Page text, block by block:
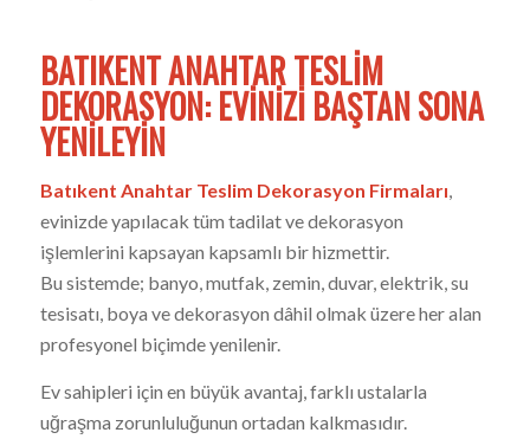
BATIKENT ANAHTAR TESLIM
DEKORASYON: EVINIZI BAŞTAN SONA
YENILEYIN
Batıkent Anahtar Teslim Dekorasyon Firmaları,
evinizde yapılacak tüm tadilat ve dekorasyon
işlemlerini kapsayan kapsamlı bir hizmettir.
Bu sistemde; banyo, mutfak, zemin, duvar, elektrik, su
tesisatı, boya ve dekorasyon dâhil olmak üzere her alan
profesyonel biçimde yenilenir.
Ev sahipleri için en büyük avantaj, farklı ustalarla
uğraşma zorunluluğunun ortadan kalkmasıdır.